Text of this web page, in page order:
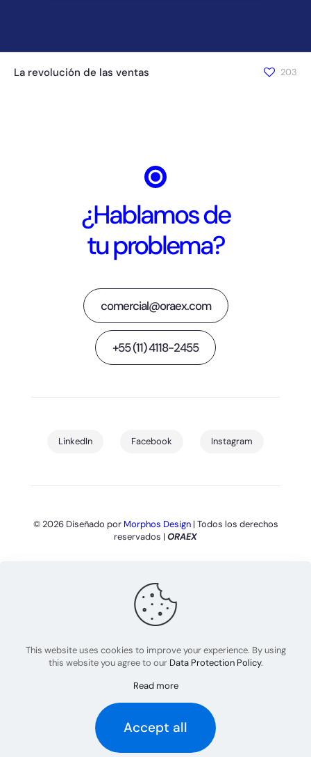
La revolución de las ventas 203
¿Hablamos de
tu problema?
comercial@oraex.com
+55 (11) 4118-2455
LinkedIn Facebook Instagram
© 2026 Diseñado por Morphos Design| Todos los derechos
reservados | ORAEX
This website uses cookies to improve your experience. By using
this website you agree to our Data Protection Policy.
Read more
Accept all
Português Portugués, Brasil English
Español